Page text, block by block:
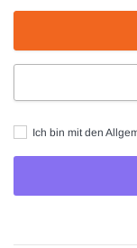
Ich bin mit den